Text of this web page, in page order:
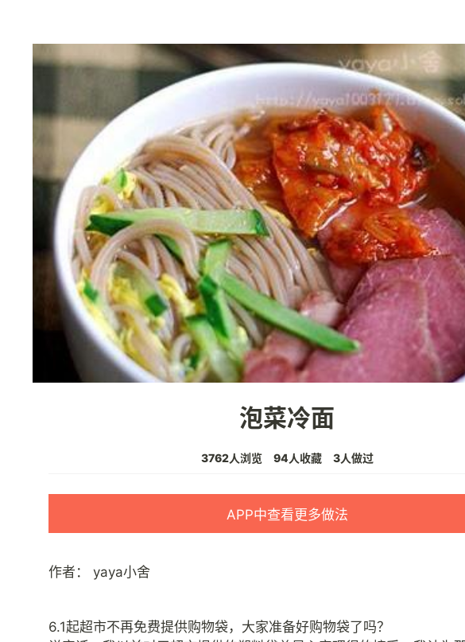
泡菜冷面
3762人浏览 94人收藏 3人做过
APP中查看更多做法
作者： yaya小舍
6.1起超市不再免费提供购物袋，大家准备好购物袋了吗？